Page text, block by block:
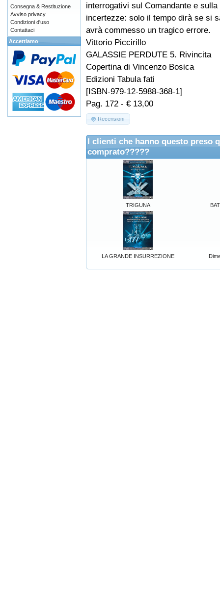
interrogativi sul Comandante e
incertezze: solo il tempo dirà se si
avrà commesso un tragico errore.
Vittorio Piccirillo
GALASSIE PERDUTE 5. Rivincita
Copertina di Vincenzo Bosica
Edizioni Tabula fati
[ISBN-979-12-5988-368-1]
Pag. 172 - € 13,00
Recensioni
I clienti che hanno questo preso
comprato?????
TRIGUNA
LA GRANDE INSURREZIONE
Consegna & Restituzione
Avviso privacy
Condizioni d'uso
Contattaci
Accettiamo